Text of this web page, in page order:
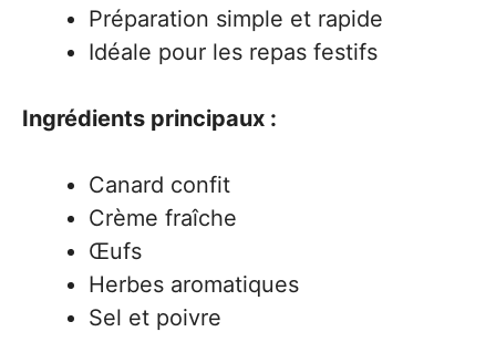
Préparation simple et rapide
Idéale pour les repas festifs
Ingrédients principaux :
Canard confit
Crème fraîche
Œufs
Herbes aromatiques
Sel et poivre